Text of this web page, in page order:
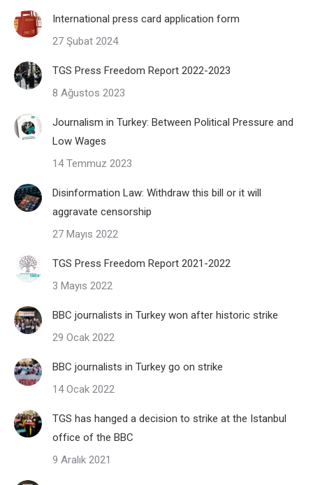
International press card application form
27 Şubat 2024
TGS Press Freedom Report 2022-2023
8 Ağustos 2023
Journalism in Turkey: Between Political Pressure and
Low Wages
14 Temmuz 2023
Disinformation Law: Withdraw this bill or it will
aggravate censorship
27 Mayıs 2022
TGS Press Freedom Report 2021-2022
3 Mayıs 2022
BBC journalists in Turkey won after historic strike
29 Ocak 2022
BBC journalists in Turkey go on strike
14 Ocak 2022
TGS has hanged a decision to strike at the Istanbul
office of the BBC
9 Aralık 2021